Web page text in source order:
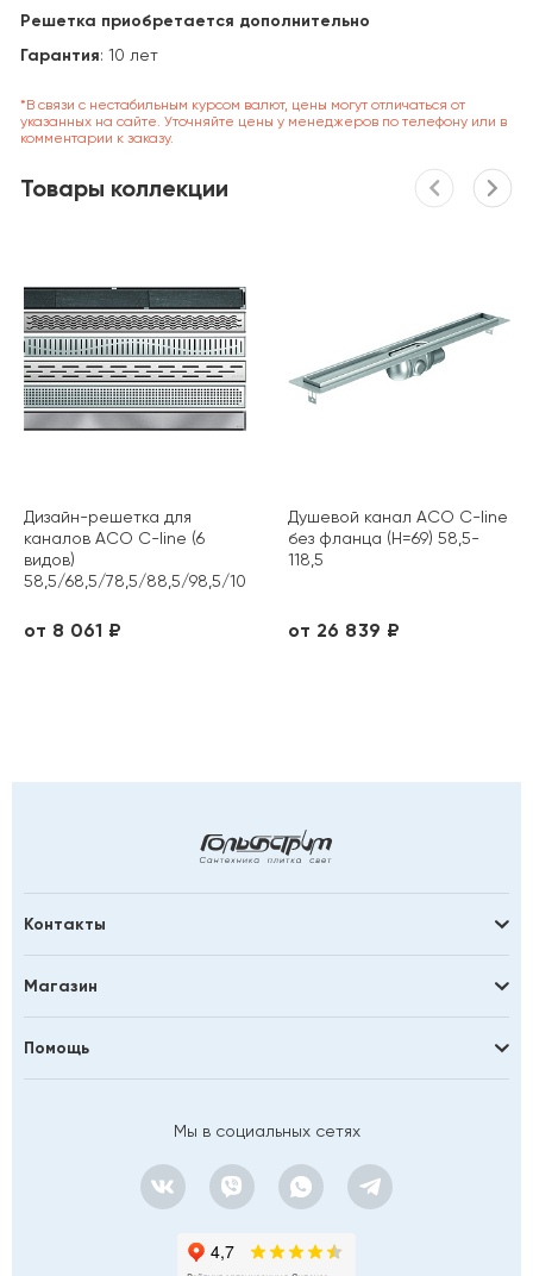
Решетка приобретается дополнительно
Гарантия: 10 лет
*В связи с нестабильным курсом валют, цены могут отличаться от
указанных на сайте. Уточняйте цены у менеджеров по телефону или в
комментарии к заказу.
Товары коллекции
Дизайн-решетка для
каналов ACO C-line (6
видов)
58,5/68,5/78,5/88,5/98,5/108,5/118,5
от 8 061 ₽
Душевой канал ACO C-line
без фланца (H=69) 58,5-
118,5
от 26 839 ₽
Контакты
Магазин
Помощь
Мы в социальных сетях